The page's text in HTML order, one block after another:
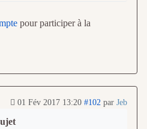
pour participer à la
01 Fév 2017 13:20 #102 par Jeb